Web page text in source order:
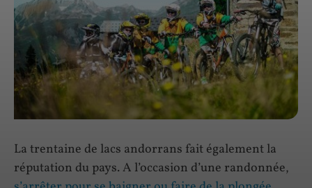
La trentaine de lacs andorrans fait également la
réputation du pays. A l’occasion d’une randonnée,